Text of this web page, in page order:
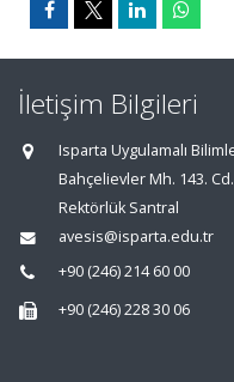
İletişim Bilgileri
Isparta Uygulamalı
Bahçelievler Mh. 143.
Rektörlük Santral
avesis@isparta.edu.tr
+90 (246) 214 60 00
+90 (246) 228 30 06